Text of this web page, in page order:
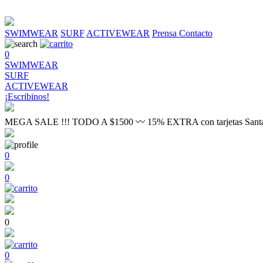
SWIMWEAR SURF ACTIVEWEAR Prensa Contacto
0
SWIMWEAR
SURF
ACTIVEWEAR
¡Escribinos!
MEGA SALE !!! TODO A $1500 〰 15% EXTRA con tarjetas
0
0
0
0